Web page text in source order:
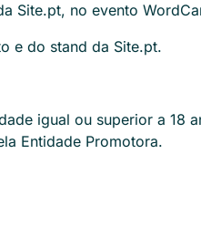
Site.pt, no evento
e do stand da Site.pt.
igual ou superior a 18
Entidade Promotora.